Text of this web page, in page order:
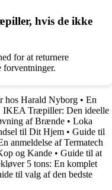
hvis de ikke
for at returnere
hos Harald Nyborg • En
IKEA Træpiller: Den ideelle
af Brænde • Loka
til Dit Hjem • Guide til
anmeldelse af Termatech
og Kande • Guide til at
5 tons: En komplet
til valg af den bedste